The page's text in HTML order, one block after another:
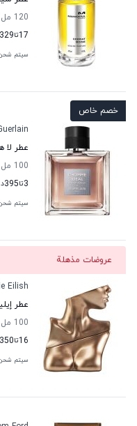
120 مل عطر
17تا329
سيتم شحن
خصم خاص
عطر لا
100 مل عطر
3تا395
سيتم شحن
عروضات مذهلة
Eilish
عطر
100 مل عطر
16تا350
سيتم شحن